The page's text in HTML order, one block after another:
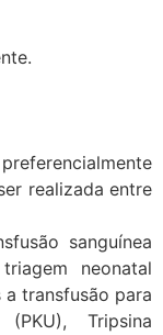
realizada entre
sanguínea
neonatal
transfusão para
Tripsina